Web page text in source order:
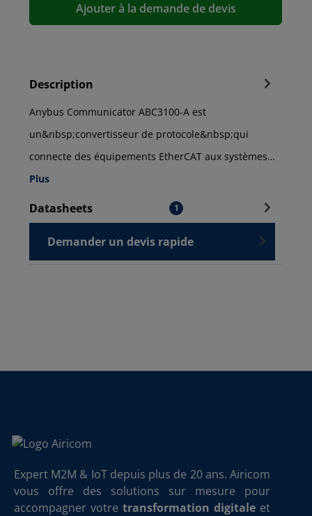
Ajouter à la demande de devis
Description
Anybus Communicator ABC3100-A est
un&nbsp;convertisseur de protocole&nbsp;qui
connecte des équipements EtherCAT aux systèmes…
Plus
Datasheets 1
Demander un devis rapide
Expert M2M & IoT depuis plus de 20 ans. Airicom
vous offre des solutions sur mesure pour
accompagner votre transformation digitale et